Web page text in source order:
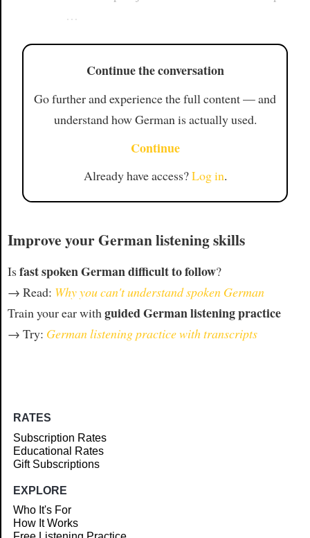
…
Continue the conversation
Go further and experience the full content — and
understand how German is actually used.
Continue
Already have access?Log in.
Improve your German listening skills
Isfast spoken German difficult to follow?
→ Read: Why you can't understand spoken German
Train your ear withguided German listening practice
→ Try: German listening practice with transcripts
RATES
Subscription Rates
Educational Rates
Gift Subscriptions
EXPLORE
Who It's For
How It Works